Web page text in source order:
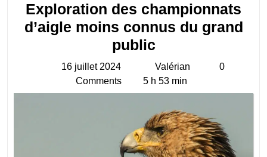
Exploration des championnats
d’aigle moins connus du grand
publicExploration
des
championnats
d’aigle
moins
connus
du
16 juillet 2024
juillet
Valérian Valérian
0
Comments
5 h 53 min